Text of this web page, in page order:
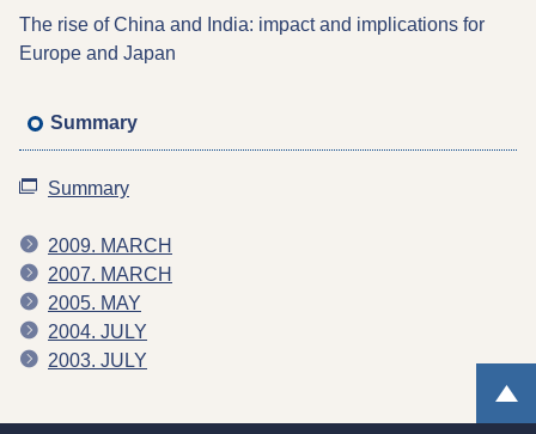
The rise of China and India: impact and implications for
Europe and Japan
Summary
Summary
2009. MARCH
2007. MARCH
2005. MAY
2004. JULY
2003. JULY